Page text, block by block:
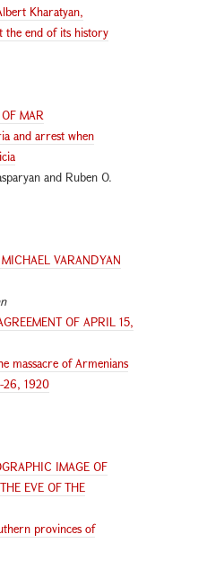
Kharatyan,
the end of its history
MAR
and arrest when
and Ruben O.
VARANDYAN
OF APRIL 15,
massacre of Armenians
26, 1920
IMAGE OF
EVE OF THE
provinces of